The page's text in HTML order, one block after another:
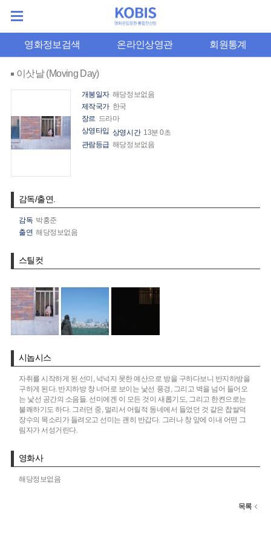
영화정보검색 온라인상영관 회원통계
이삿날 (Moving Day)
개봉일자 해당정보없음
제작국가 한국
장르 드라마
상영타입 상영시간 13분 0초
관람등급 해당정보없음
감독/출연.
감독 박홍준
출연 해당정보없음
스틸컷
시놉시스
자취를 시작하게 된 선미, 넉넉지 못한 예산으로 방을 구하다보니 반지하방을
구하게 된다. 반지하방 창 너머로 보이는 낯선 풍경, 그리고 벽을 넘어 들어오
는 낯선 공간의 소음들. 선미에겐 이 모든 것이 새롭기도, 그리고 한켠으로는
불쾌하기도 하다. 그러던 중, 멀리서 어릴적 동네에서 들었던 것 같은 찹쌀덕
장수의 목소리가 들려오고 선미는 괜히 반갑다. 그러나 창 앞에 이내 어떤 그
림자가 서성거린다.
영화사
해당정보없음
목록